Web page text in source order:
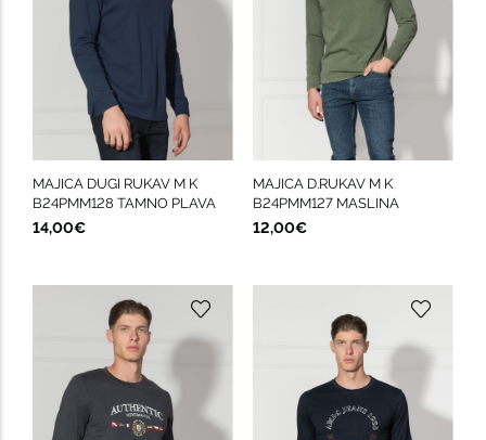
MAJICA DUGI RUKAV M K
B24PMM128 TAMNO PLAVA
14,00€
MAJICA D.RUKAV M K
B24PMM127 MASLINA
12,00€